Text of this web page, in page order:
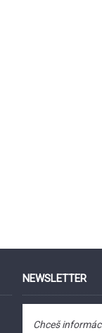
NEWSLETTER
Chceš